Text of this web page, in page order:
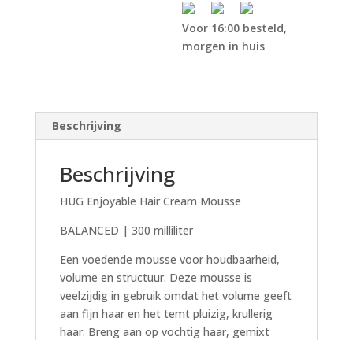
Voor 16:00 besteld,
morgen in huis
Beschrijving
Beschrijving
HUG Enjoyable Hair Cream Mousse
BALANCED | 300 milliliter
Een voedende mousse voor houdbaarheid,
volume en structuur. Deze mousse is
veelzijdig in gebruik omdat het volume geeft
aan fijn haar en het temt pluizig, krullerig
haar. Breng aan op vochtig haar, gemixt